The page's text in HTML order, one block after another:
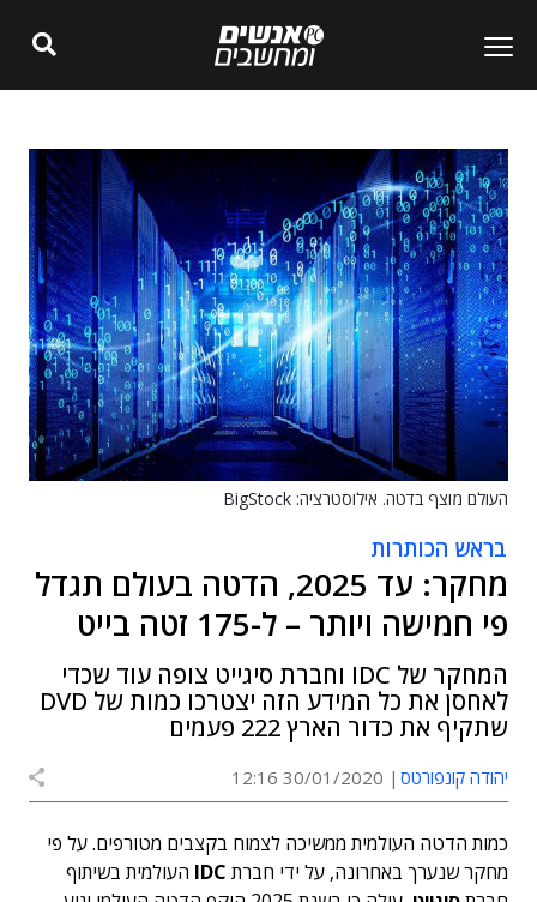
העולם מוצף בדטה. אילוסטרציה: BigStock
בראש הכותרות
מחקר: עד 2025, הדטה בעולם תגדל
פי חמישה ויותר – ל-175 זטה בייט
המחקר של IDC וחברת סיגייט צופה עוד שכדי
לאחסן את כל המידע הזה יצטרכו כמות של DVD
שתקיף את כדור הארץ 222 פעמים
יהודה קונפורטס 30/01/2020 12:16
כמות הדטה העולמית ממשיכה לצמוח בקצבים מטורפים. על פי
מחקר שנערך באחרונה, על ידי חברת IDC העולמית בשיתוף